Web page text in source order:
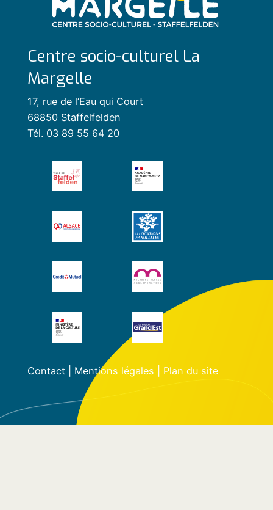
Centre socio-culturel La
Margelle
17, rue de l’Eau qui Court
68850 Staffelfelden
Tél. 03 89 55 64 20
Contact| Mentions légales Plan du site